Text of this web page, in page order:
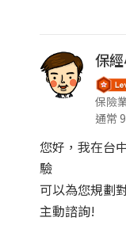
保
保險
通常
您好，我在台
驗
可以為您規劃
主動諮詢!